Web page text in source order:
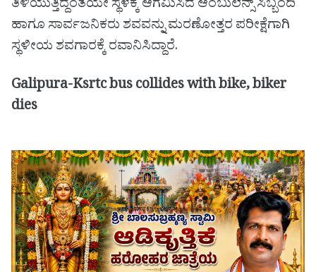
ತಿಳಿಯುತ್ತಿದ್ದಂತೆಯೇ ಸ್ಥಳಕ್ಕೆ ಆಗಮಿಸಿದ ಆಂಬುಲೆನ್ಸ್ ಸಿಬ್ಬಂದಿ
ಹಾಗೂ ಸಾರ್ವಜನಿಕರು ಶವವನ್ನು ಮರಣೋತ್ತರ ಪರೀಕ್ಷೆಗಾಗಿ
ಸ್ಥಳೀಯ ಶವಗಾರಕ್ಕೆ ರವಾನಿಸಿದ್ದಾರೆ.
Galipura-Ksrtc bus collides with bike, biker
dies